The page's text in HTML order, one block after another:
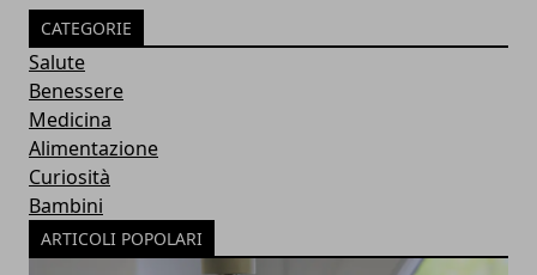
CATEGORIE
Salute
Benessere
Medicina
Alimentazione
Curiosità
Bambini
ARTICOLI POPOLARI